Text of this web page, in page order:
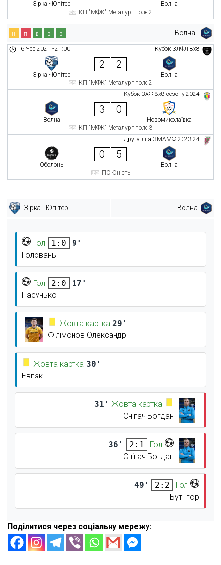
Зірка - Юпітер
Волна
КП "МФК" Металург поле 2
Волна
н п в в в
Кубок ЗЛФЛ 8х8
16 Чер 2021 -21:00
Зірка - Юпітер
2 2
Волна
КП "МФК" Металург поле 2
Кубок ЗАФ 8х8 сезону 2024
Волна
3 0
Новомиколаївка
КП "МФК" Металург поле 3
Друга ліга ЗМАМФ 2023-24
Оболонь
0 5
Волна
ПС Юність
Зірка - Юпітер Волна
Гол 1:0
9'
Головань
Гол 2:0
17'
Пасунько
Жовта картка 29'
Філімонов Олександр
Жовта картка 30'
Евпак
31' Жовта картка
Снігач Богдан
36' 2:1
Гол
Снігач Богдан
49' 2:2
Гол
Бут Ігор
Поділитися через соціальну мережу: